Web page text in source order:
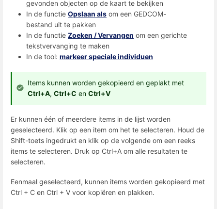
gevonden objecten op de kaart te bekijken
In de functie Opslaan als om een ​​GEDCOM-
bestand uit te pakken
In de functie Zoeken / Vervangen om een ​​gerichte
tekstvervanging te maken
In de tool: markeer speciale individuen
Items kunnen worden gekopieerd en geplakt met
Ctrl+A, Ctrl+C en Ctrl+V
Er kunnen één of meerdere items in de lijst worden
geselecteerd. Klik op een item om het te selecteren. Houd de
Shift-toets ingedrukt en klik op de volgende om een ​​reeks
items te selecteren. Druk op Ctrl+A om alle resultaten te
selecteren.
Eenmaal geselecteerd, kunnen items worden gekopieerd met
Ctrl + C en Ctrl + V voor kopiëren en plakken.